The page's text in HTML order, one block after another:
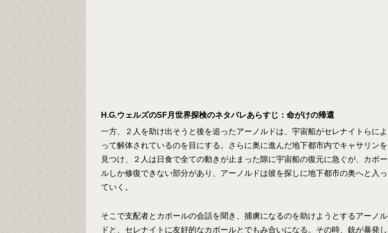
H.G.ウェルズのSF月世界探検のネタバレあらすじ：命がけの帰還
一方、２人を助け出そうと後を追ったアーノルドは、宇宙船がセレナイトらによ
って解体されているのを目にする。さらに奥に進んだ地下都市内でキャサリンを
見つけ、２人は日食で全ての動きが止まった隙に宇宙船の復元に急ぐが、カボー
ルしか修復できない部分があり、アーノルドは彼を探しに地下都市の奥へと入っ
ていく。
そこで支配者とカボールの会話を聞き、捕虜になるのを助けようとするアーノル
ドと、セレナイトに友好的なカボールとでもみ合いになる。その時、銃が暴発し